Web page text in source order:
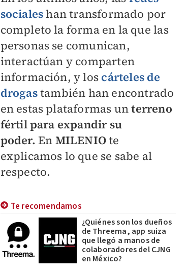
socialeshan transformado por
completo la forma en la que las
personas se comunican,
interactúan y comparten
información, y los cárteles de
drogastambién han encontrado
en estas plataformas unterreno
fértil para expandir su
poder. En MILENIOte
explicamos lo que se sabe al
respecto.
Te recomendamos
¿Quiénes son los dueños
de Threema, app suiza
que llegó a manos de
colaboradores del CJNG
en México?